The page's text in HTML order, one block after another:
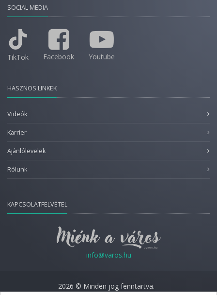
SOCIAL MEDIA
TikTok Facebook Youtube
HASZNOS LINKEK
Videók
Karrier
Ajánlólevelek
Rólunk
KAPCSOLATFELVÉTEL
info@varos.hu
2026 © Minden jog fenntartva.